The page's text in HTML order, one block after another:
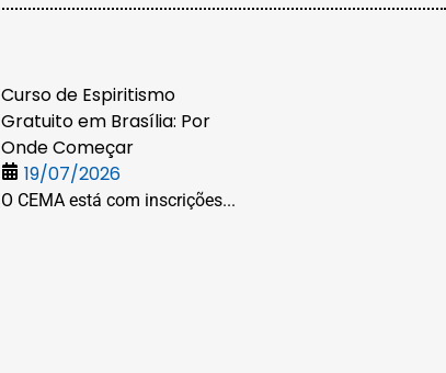
Curso de Espiritismo
Gratuito em Brasília: Por
Onde Começar
19/07/2026
O CEMA está com inscrições...